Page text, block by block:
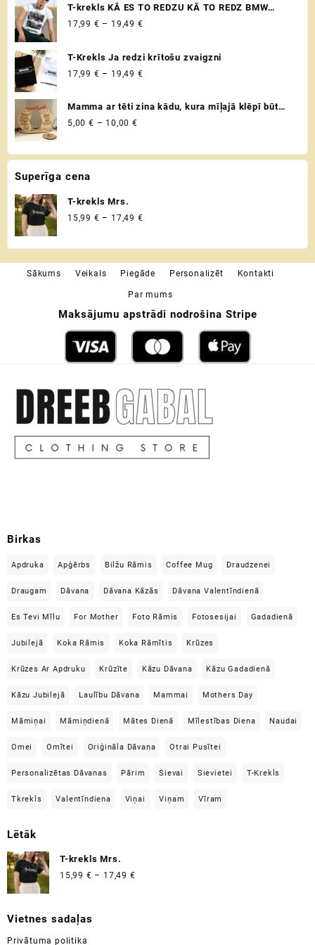
17,99 €
T-krekls KĀ ES TO REDZU KĀ TO REDZ BMW
VADITĀJS
17,99 € – 19,49 €
17,99 €
T-Krekls Ja redzi krītošu zvaigzni
17,99 € – 19,49 €
17,99 €
Mamma ar tēti zina kādu, kura mīļajā klēpī būt
drošībā ♡ Uzaicinājums kļūt par krustvecākiem
5,00 € – 10,00€
Superīga cena
T-krekls Mrs.
15,99 € – 17,49 €
through
17,49 €
Sākums Veikals Piegāde Personalizēt Kontakti
Par mums
Maksājumu apstrādi nodrošina Stripe
Birkas
Apdruka Apģērbs Bilžu Rāmis Coffee Mug Draudzenei
Draugam Dāvana Dāvana Kāzās Dāvana Valentīndienā
Es Tevi Mīlu For Mother Foto Rāmis Fotosesijai Gadadienā
Jubilejā Koka Rāmis Koka Rāmītis Krūzes
Krūzes Ar Apdruku Krūzīte Kāzu Dāvana Kāzu Gadadienā
Kāzu Jubilejā Laulību Dāvana Mammai Mothers Day
Māmiņai Māmiņdienā Mātes Dienā Mīlestības Diena Naudai
Omei Omītei Oriģināla Dāvana Otrai Pusītei
Personalizētas Dāvanas Pārim Sievai Sievietei T-Krekls
Tkrekls Valentīndiena Viņai Viņam Vīram
Lētāk
T-krekls Mrs.
15,99 € – 17,49 €
Vietnes sadaļas
Privātuma politika